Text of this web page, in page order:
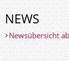
NEWS
Newsübersicht